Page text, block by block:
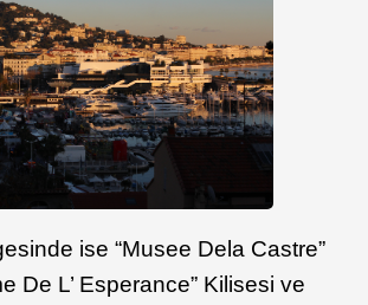
ise “Musee Dela Castre”
De L’ Esperance” Kilisesi ve